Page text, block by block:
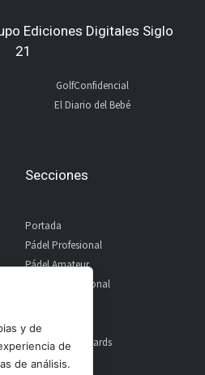
Ediciones Digitales Siglo
21
GolfConfidencial
El Diario del Bebé
Secciones
Portada
Pádel Profesional
Pádel Amateur
Pádel Internacional
Material
World Padel Awards
Contacto
y de
de
de análisis.